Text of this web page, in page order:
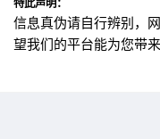
信息真伪请自行辨别，
望我们的平台能为您带来